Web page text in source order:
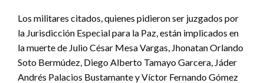
Los militares citados, quienes pidieron ser juzgados por
la Jurisdicción Especial para la Paz, están implicados en
la muerte de Julio César Mesa Vargas, Jhonatan Orlando
Soto Bermúdez, Diego Alberto Tamayo Garcera, Jáder
Andrés Palacios Bustamante y Víctor Fernando Gómez